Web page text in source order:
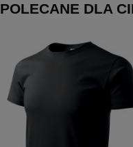
POLECANE DLA